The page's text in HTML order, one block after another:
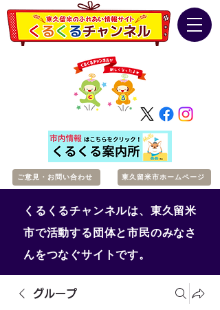
ご意見・お問い合わせ 東久留米市ホームページ
くるくるチャンネルは、東久留米
市で活動する団体と市民のみなさ
んをつなぐサイトです。
グループ